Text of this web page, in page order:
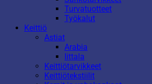
Turvatuotteet
Työkalut
Keittiö
Astiat
Arabia
Iittala
Keittiötarvikkeet
Keittiötekstiilit